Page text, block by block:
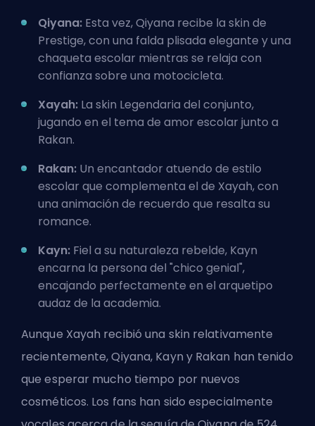
Qiyana: Esta vez, Qiyana recibe la skin de
Prestige, con una falda plisada elegante y una
chaqueta escolar mientras se relaja con
confianza sobre una motocicleta.
Xayah: La skin Legendaria del conjunto,
jugando en el tema de amor escolar junto a
Rakan.
Rakan: Un encantador atuendo de estilo
escolar que complementa el de Xayah, con
una animación de recuerdo que resalta su
romance.
Kayn: Fiel a su naturaleza rebelde, Kayn
encarna la persona del "chico genial",
encajando perfectamente en el arquetipo
audaz de la academia.
Aunque Xayah recibió una skin relativamente
recientemente, Qiyana, Kayn y Rakan han tenido
que esperar mucho tiempo por nuevos
cosméticos. Los fans han sido especialmente